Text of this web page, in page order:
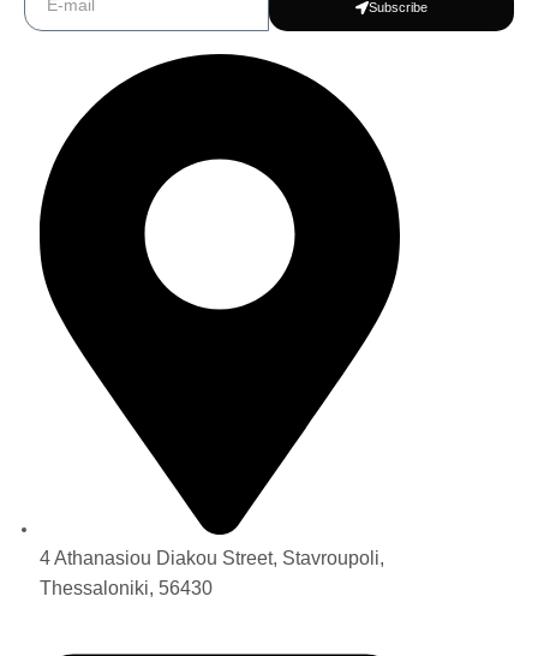
Subscribe
4 Athanasiou Diakou Street, Stavroupoli,
Thessaloniki, 56430